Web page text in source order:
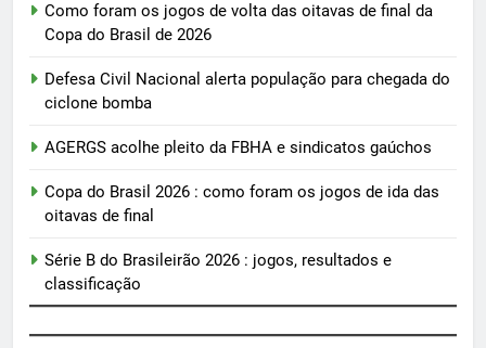
Como foram os jogos de volta das oitavas de final da
Copa do Brasil de 2026
Defesa Civil Nacional alerta população para chegada do
ciclone bomba
AGERGS acolhe pleito da FBHA e sindicatos gaúchos
Copa do Brasil 2026 : como foram os jogos de ida das
oitavas de final
Série B do Brasileirão 2026 : jogos, resultados e
classificação